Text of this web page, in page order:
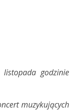
godzinie
muzykujących